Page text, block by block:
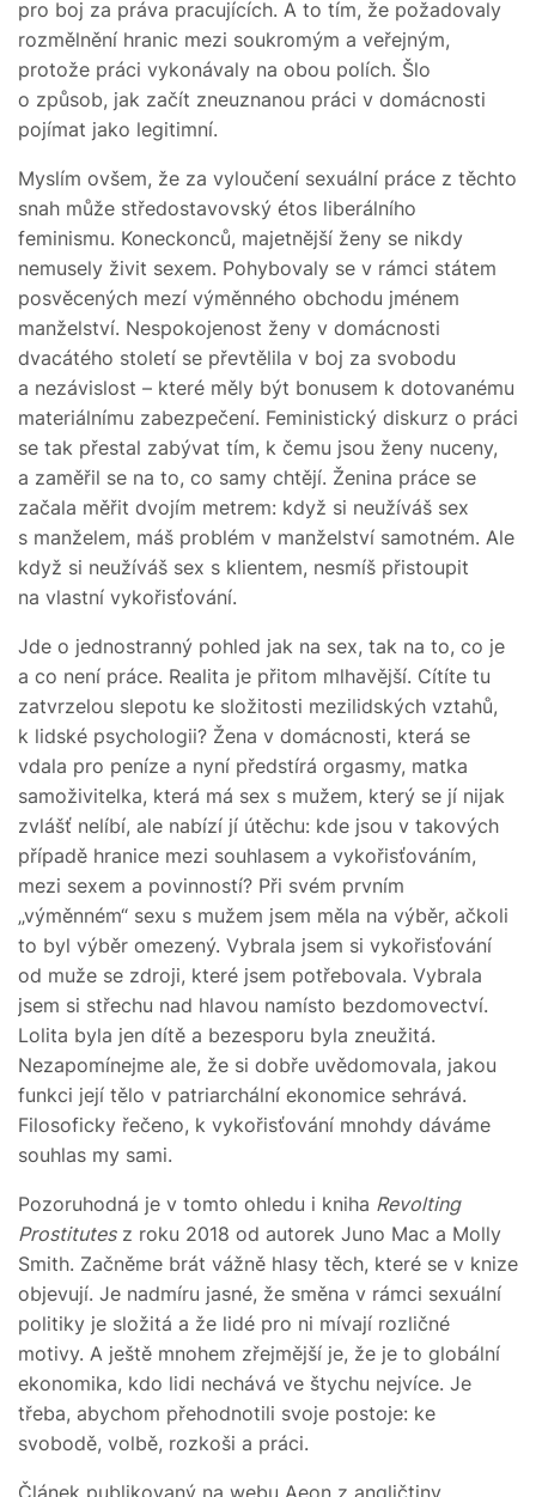
pro boj za práva pracujících. A to tím, že požadovaly
rozmělnění hranic mezi soukromým a veřejným,
protože práci vykonávaly na obou polích. Šlo
o způsob, jak začít zneuznanou práci v domácnosti
pojímat jako legitimní.
Myslím ovšem, že za vyloučení sexuální práce z těchto
snah může středostavovský étos liberálního
feminismu. Koneckonců, majetnější ženy se nikdy
nemusely živit sexem. Pohybovaly se v rámci státem
posvěcených mezí výměnného obchodu jménem
manželství. Nespokojenost ženy v domácnosti
dvacátého století se převtělila v boj za svobodu
a nezávislost – které měly být bonusem k dotovanému
materiálnímu zabezpečení. Feministický diskurz o práci
se tak přestal zabývat tím, k čemu jsou ženy nuceny,
a zaměřil se na to, co samy chtějí. Ženina práce se
začala měřit dvojím metrem: když si neužíváš sex
s manželem, máš problém v manželství samotném. Ale
když si neužíváš sex s klientem, nesmíš přistoupit
na vlastní vykořisťování.
Jde o jednostranný pohled jak na sex, tak na to, co je
a co není práce. Realita je přitom mlhavější. Cítíte tu
zatvrzelou slepotu ke složitosti mezilidských vztahů,
k lidské psychologii? Žena v domácnosti, která se
vdala pro peníze a nyní předstírá orgasmy, matka
samoživitelka, která má sex s mužem, který se jí nijak
zvlášť nelíbí, ale nabízí jí útěchu: kde jsou v takových
případě hranice mezi souhlasem a vykořisťováním,
mezi sexem a povinností? Při svém prvním
„výměnném“ sexu s mužem jsem měla na výběr, ačkoli
to byl výběr omezený. Vybrala jsem si vykořisťování
od muže se zdroji, které jsem potřebovala. Vybrala
jsem si střechu nad hlavou namísto bezdomovectví.
Lolita byla jen dítě a bezesporu byla zneužitá.
Nezapomínejme ale, že si dobře uvědomovala, jakou
funkci její tělo v patriarchální ekonomice sehrává.
Filosoficky řečeno, k vykořisťování mnohdy dáváme
souhlas my sami.
Pozoruhodná je v tomto ohledu i kniha Revolting
Prostitutesz roku 2018 od autorek Juno Mac a Molly
Smith. Začněme brát vážně hlasy těch, které se v knize
objevují. Je nadmíru jasné, že směna v rámci sexuální
politiky je složitá a že lidé pro ni mívají rozličné
motivy. A ještě mnohem zřejmější je, že je to globální
ekonomika, kdo lidi nechává ve štychu nejvíce. Je
třeba, abychom přehodnotili svoje postoje: ke
svobodě, volbě, rozkoši a práci.
Článek publikovaný na webu Aeon z angličtiny